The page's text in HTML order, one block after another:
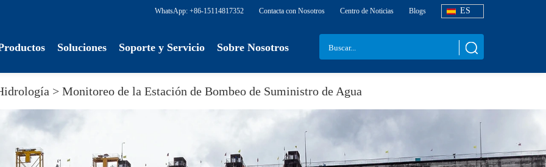
ES
Blogs
Centro de Noticias
Contacta con Nosotros
WhatsApp: +86-15114817352
Soluciones Soporte y Servicio Sobre Nosotros
> Monitoreo de la Estación de Bombeo de Suministro de Agua